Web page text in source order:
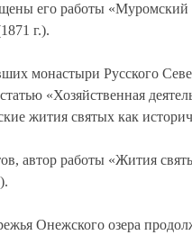
его работы «Муромский
г.).
монастыри Русского
«Хозяйственная
жития святых как
автор работы «Жития
Онежского озера